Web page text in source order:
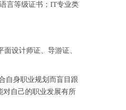
言等级证书；IT专业类
设计师证、导游证、
自身职业规划而盲目跟
对自己的职业发展有所